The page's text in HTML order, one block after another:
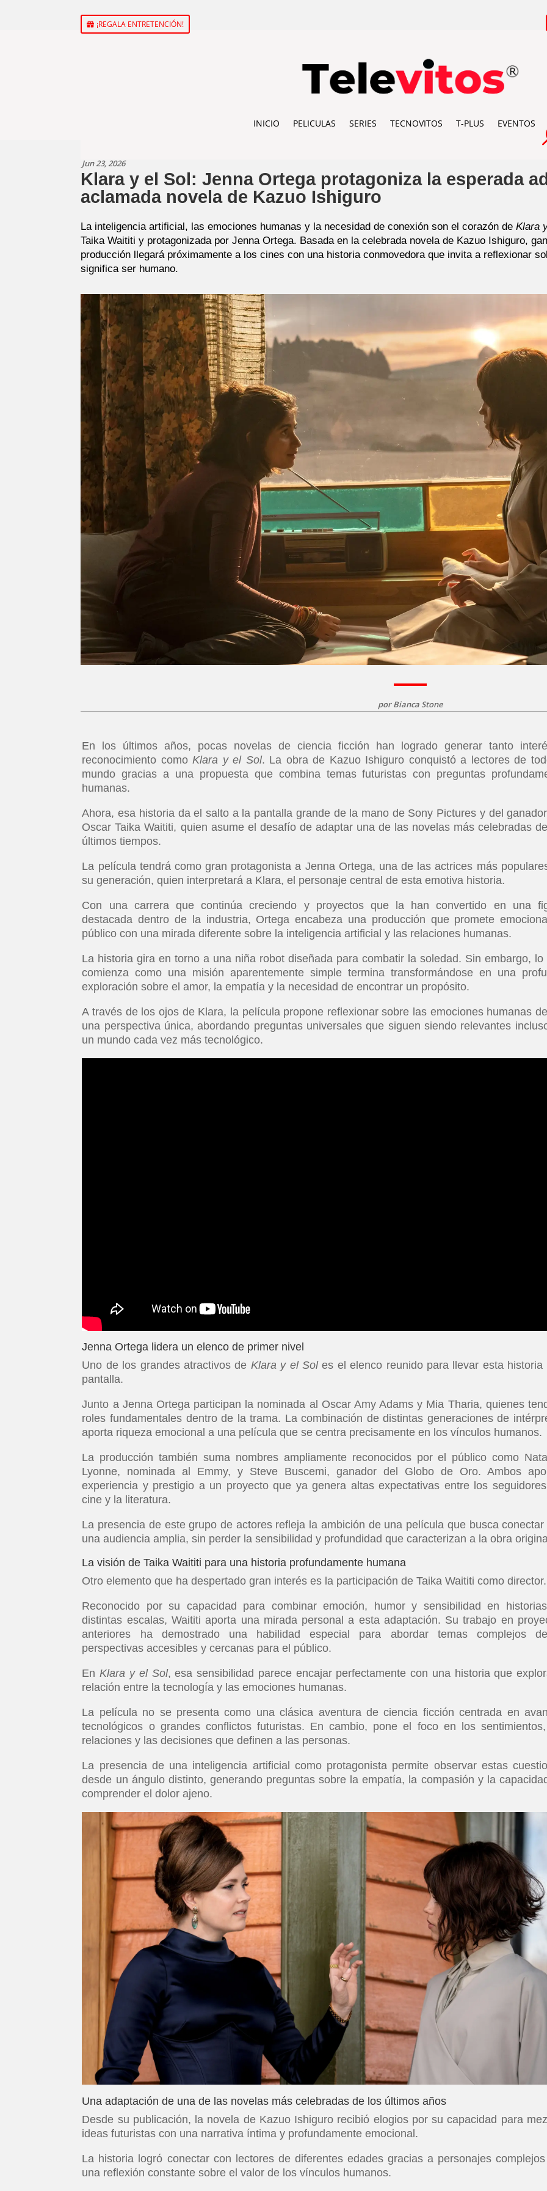
¡REGALA ENTRETENCIÓN!
INICIO PELICULAS SERIES TECNOVITOS T-PLUS EVENTOS
Jun 23, 2026
Klara y el Sol: Jenna Ortega protagoniza la esperada
aclamada novela de Kazuo Ishiguro
La inteligencia artificial, las emociones humanas y la necesidad de conexión son el corazón de Klara
Taika Waititi y protagonizada por Jenna Ortega. Basada en la celebrada novela de Kazuo Ishiguro,
producción llegará próximamente a los cines con una historia conmovedora que invita a reflexionar
significa ser humano.
porBianca Stone
En los últimos años, pocas novelas de ciencia ficción han logrado generar tanto
reconocimiento como Klara y el Sol. La obra de Kazuo Ishiguro conquistó a lectores de
mundo gracias a una propuesta que combina temas futuristas con preguntas
humanas.
Ahora, esa historia da el salto a la pantalla grande de la mano de Sony Pictures y del
Oscar Taika Waititi, quien asume el desafío de adaptar una de las novelas más celebradas
últimos tiempos.
La película tendrá como gran protagonista a Jenna Ortega, una de las actrices más
su generación, quien interpretará a Klara, el personaje central de esta emotiva historia.
Con una carrera que continúa creciendo y proyectos que la han convertido en una
destacada dentro de la industria, Ortega encabeza una producción que promete
público con una mirada diferente sobre la inteligencia artificial y las relaciones humanas.
La historia gira en torno a una niña robot diseñada para combatir la soledad. Sin embargo, lo
comienza como una misión aparentemente simple termina transformándose en una
exploración sobre el amor, la empatía y la necesidad de encontrar un propósito.
A través de los ojos de Klara, la película propone reflexionar sobre las emociones humanas
una perspectiva única, abordando preguntas universales que siguen siendo relevantes
un mundo cada vez más tecnológico.
Jenna Ortega lidera un elenco de primer nivel
Uno de los grandes atractivos de Klara y el Soles el elenco reunido para llevar esta historia
pantalla.
Junto a Jenna Ortega participan la nominada al Oscar Amy Adams y Mia Tharia, quienes
roles fundamentales dentro de la trama. La combinación de distintas generaciones de
aporta riqueza emocional a una película que se centra precisamente en los vínculos humanos.
La producción también suma nombres ampliamente reconocidos por el público como
Lyonne, nominada al Emmy, y Steve Buscemi, ganador del Globo de Oro. Ambos
experiencia y prestigio a un proyecto que ya genera altas expectativas entre los
cine y la literatura.
La presencia de este grupo de actores refleja la ambición de una película que busca conectar
una audiencia amplia, sin perder la sensibilidad y profundidad que caracterizan a la obra
La visión de Taika Waititi para una historia profundamente humana
Otro elemento que ha despertado gran interés es la participación de Taika Waititi como director.
Reconocido por su capacidad para combinar emoción, humor y sensibilidad en
distintas escalas, Waititi aporta una mirada personal a esta adaptación. Su trabajo en
anteriores ha demostrado una habilidad especial para abordar temas complejos
perspectivas accesibles y cercanas para el público.
EnKlara y el Sol, esa sensibilidad parece encajar perfectamente con una historia que
relación entre la tecnología y las emociones humanas.
La película no se presenta como una clásica aventura de ciencia ficción centrada en
tecnológicos o grandes conflictos futuristas. En cambio, pone el foco en los
relaciones y las decisiones que definen a las personas.
La presencia de una inteligencia artificial como protagonista permite observar estas
desde un ángulo distinto, generando preguntas sobre la empatía, la compasión y la
comprender el dolor ajeno.
Una adaptación de una de las novelas más celebradas de los últimos años
Desde su publicación, la novela de Kazuo Ishiguro recibió elogios por su capacidad para
ideas futuristas con una narrativa íntima y profundamente emocional.
La historia logró conectar con lectores de diferentes edades gracias a personajes
una reflexión constante sobre el valor de los vínculos humanos.